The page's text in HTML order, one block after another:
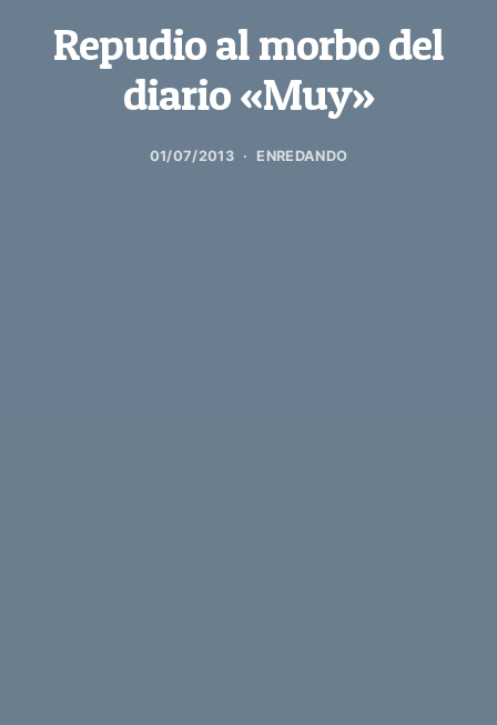
Repudio al morbo del
diario «Muy»
01/07/2013 ENREDANDO